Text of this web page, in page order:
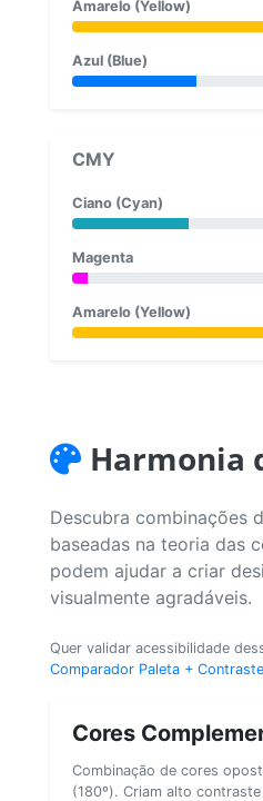
Amarelo (Yellow)
Azul (Blue)
CMY
Ciano (Cyan)
Magenta
Amarelo (Yellow)
Harmonia
Descubra combinações
baseadas na teoria das
podem ajudar a criar
visualmente agradáveis.
Quer validar acessibilidade
Comparador Paleta + Contraste
Cores
Combinação de cores
(180º). Criam alto